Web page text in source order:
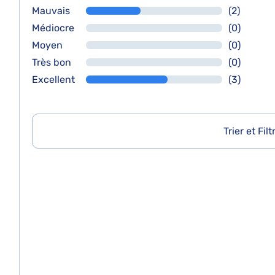
Mauvais
(2)
Médiocre
(0)
Moyen
(0)
Très bon
(0)
Excellent
(3)
Trier et